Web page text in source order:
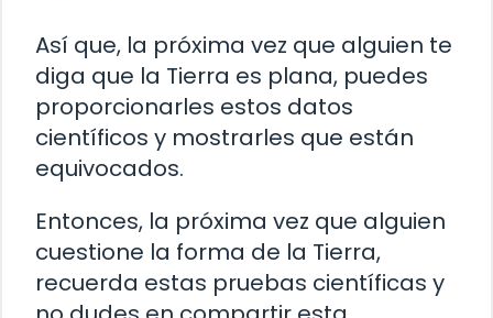
Así que, la próxima vez que alguien te
diga que la Tierra es plana, puedes
proporcionarles estos datos
científicos y mostrarles que están
equivocados.
Entonces, la próxima vez que alguien
cuestione la forma de la Tierra,
recuerda estas pruebas científicas y